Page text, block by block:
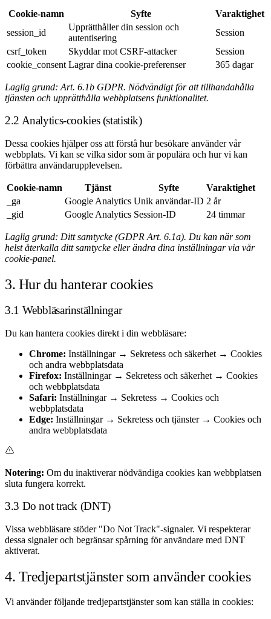
Cookie-namn Syfte
Varaktighet
session_id
Upprätthåller din session och
autentisering
Session
csrf_token
Skyddar mot CSRF-attacker
Session
cookie_consent Lagrar dina cookie-preferenser 365 dagar
Laglig grund: Art. 6.1b GDPR. Nödvändigt för att tillhandahålla
tjänsten och upprätthålla webbplatsens funktionalitet.
2.2 Analytics-cookies (statistik)
Dessa cookies hjälper oss att förstå hur besökare använder vår
webbplats. Vi kan se vilka sidor som är populära och hur vi kan
förbättra användarupplevelsen.
Cookie-namn Tjänst Syfte
Varaktighet
_ga
Google Analytics Unik användar-ID 2 år
_gid
Google Analytics Session-ID 24 timmar
Laglig grund: Ditt samtycke (GDPR Art. 6.1a). Du kan när som
helst återkalla ditt samtycke eller ändra dina inställningar via vår
cookie-panel.
3. Hur du hanterar cookies
3.1 Webbläsarinställningar
Du kan hantera cookies direkt i din webbläsare:
Chrome: Inställningar → Sekretess och säkerhet → Cookies
och andra webbplatsdata
Firefox: Inställningar → Sekretess och säkerhet → Cookies
och webbplatsdata
Safari: Inställningar → Sekretess → Cookies och
webbplatsdata
Edge: Inställningar → Sekretess och tjänster → Cookies och
andra webbplatsdata
Notering: Om du inaktiverar nödvändiga cookies kan webbplatsen
sluta fungera korrekt.
3.3 Do not track (DNT)
Vissa webbläsare stöder "Do Not Track"-signaler. Vi respekterar
dessa signaler och begränsar spårning för användare med DNT
aktiverat.
4. Tredjepartstjänster som använder cookies
Vi använder följande tredjepartstjänster som kan ställa in cookies: